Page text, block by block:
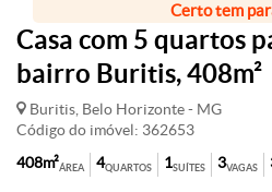
Certo tem
Casa com 5 quartos
bairro Buritis, 408m²
Buritis, Belo Horizonte - MG
Código do imóvel: 362653
ÁREA
408m² QUARTOS
4 SUÍTES
1 VAGAS
3